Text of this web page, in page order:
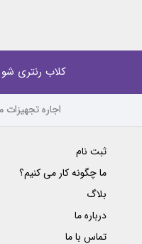
کلاب رنتری
اجاره تجهیزات
ثبت نام
ما چگونه کار می کنیم؟
بلاگ
درباره ما
تماس با ما